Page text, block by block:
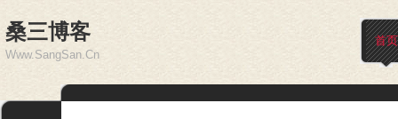
桑三博客
Www.SangSan.Cn
首页